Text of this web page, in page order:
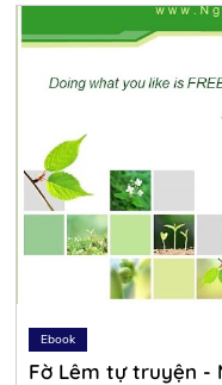
Ebook
Fờ Lêm tự truyện -